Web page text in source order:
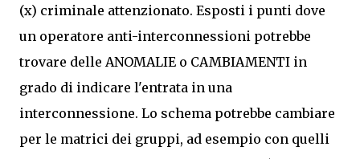
(x) criminale attenzionato. Esposti i punti dove
un operatore anti-interconnessioni potrebbe
trovare delle ANOMALIE o CAMBIAMENTI in
grado di indicare l'entrata in una
interconnessione. Lo schema potrebbe cambiare
per le matrici dei gruppi, ad esempio con quelli